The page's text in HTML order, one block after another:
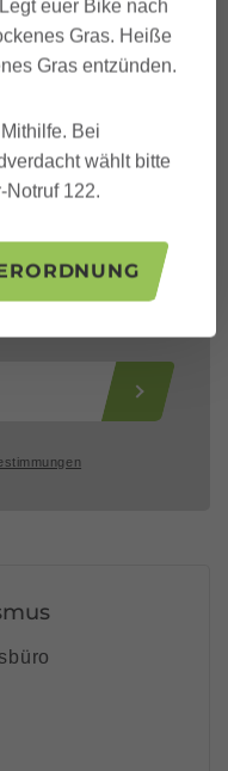
Legt euer Bike nach
Gras. Heiße
Gras entzünden.
Bei
wählt bitte
Notruf 122.